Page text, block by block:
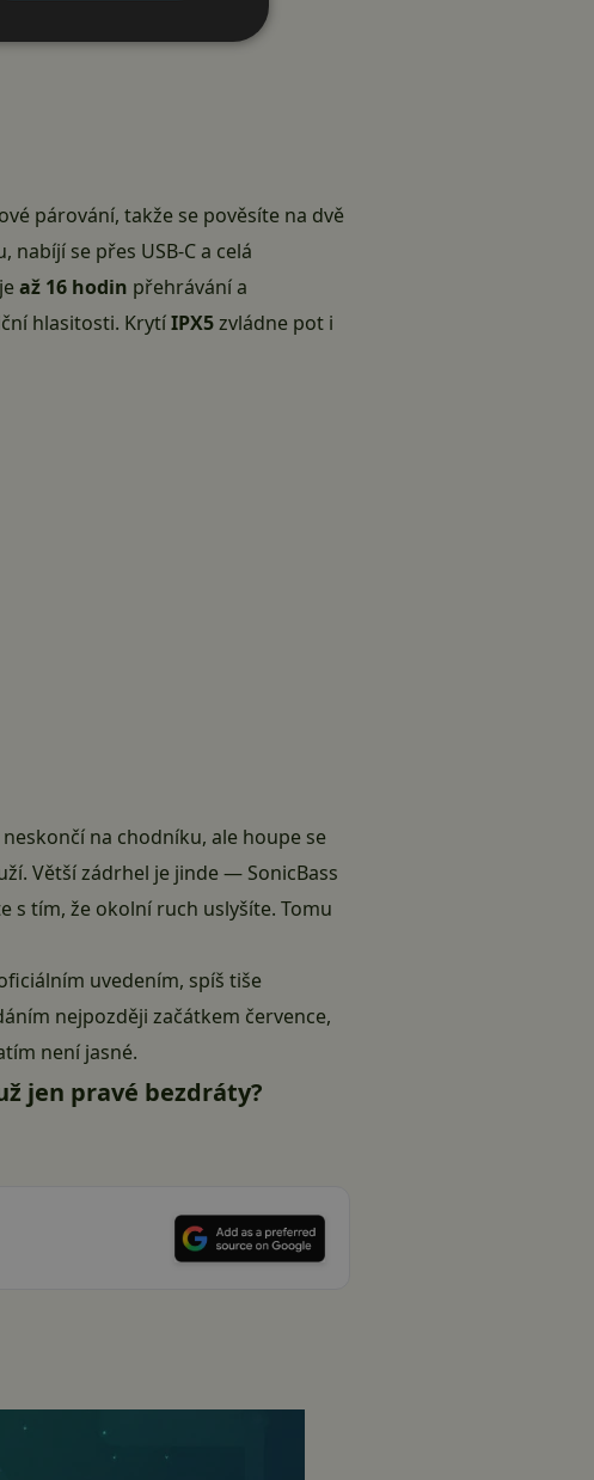
párování, takže se pověsíte na dvě
se přes USB-C a celá
až 16 hodin přehrávání a
hlasitosti. KrytíIPX5zvládne pot i
na chodníku, ale houpe se
Větší zádrhel je jinde — SonicBass
s tím, že okolní ruch uslyšíte. Tomu
uvedením, spíš tiše
nejpozději začátkem července,
není jasné.
jen pravé bezdráty?